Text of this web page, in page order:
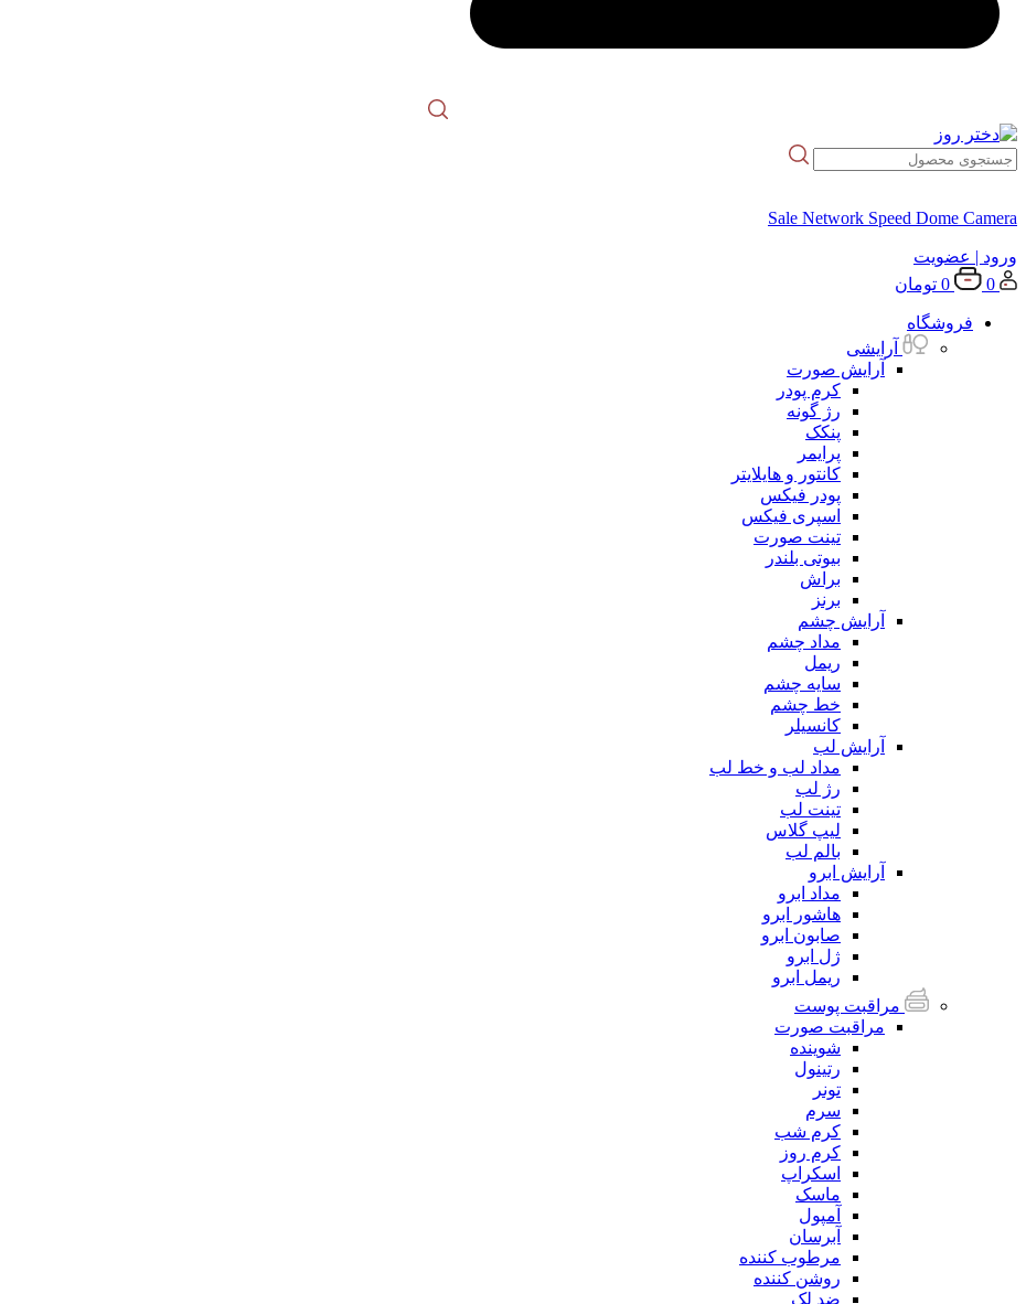
Sale Network Speed Dome Camera
ورود | عضویت
0
0 تومان
فروشگاه
آرایشی
آرایش صورت
کرم پودر
رژ گونه
پنکک
پرایمر
کانتور و هایلایتر
پودر فیکس
اسپری فیکس
تینت صورت
بیوتی بلندر
براش
برنز
آرایش چشم
مداد چشم
ریمل
سایه چشم
خط چشم
کانسیلر
آرایش لب
مداد لب و خط لب
رژ لب
تینت لب
لیپ گلاس
بالم لب
آرایش ابرو
مداد ابرو
هاشور ابرو
صابون ابرو
ژل ابرو
ریمل ابرو
مراقبت پوست
مراقبت صورت
شوینده
رتینول
تونر
سرم
کرم شب
کرم روز
اسکراپ
ماسک
آمپول
آبرسان
مرطوب کننده
روشن کننده
ضد لک